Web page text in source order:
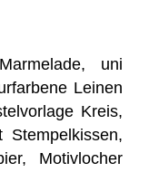
uni
Leinen
Kreis,
Motivlocher